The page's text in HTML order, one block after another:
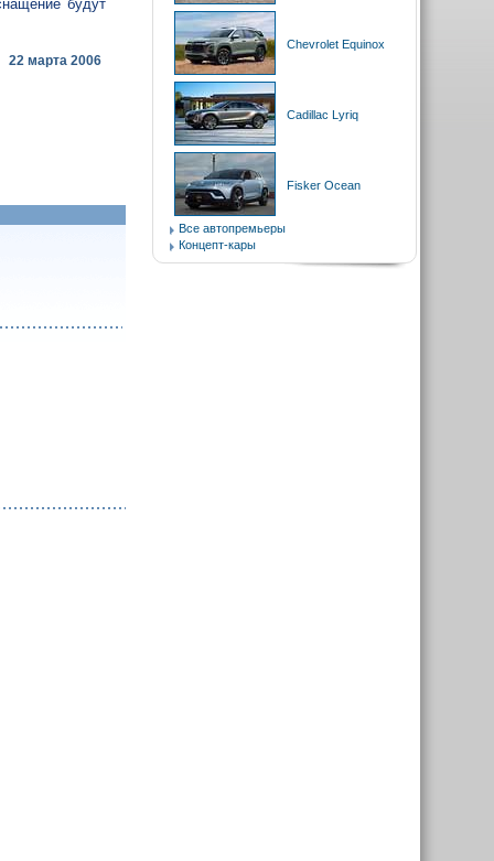
будут
22 марта 2006
Chevrolet Equinox
Cadillac Lyriq
Fisker Ocean
Все автопремьеры
Концепт-кары